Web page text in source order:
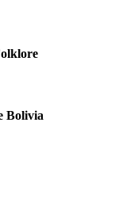
Bolivia